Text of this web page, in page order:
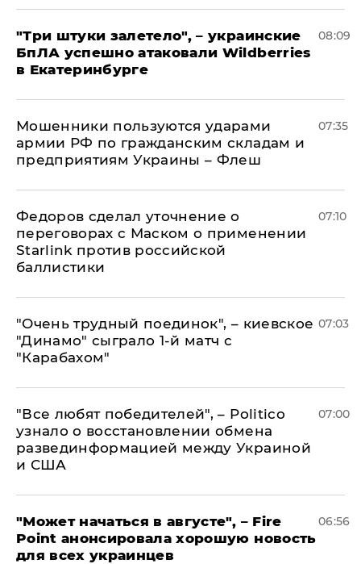
"Три штуки залетело", – украинские
БпЛА успешно атаковали Wildberries
в Екатеринбурге
08:09
Мошенники пользуются ударами
армии РФ по гражданским складам и
предприятиям Украины – Флеш
07:35
Федоров сделал уточнение о
переговорах с Маском о применении
Starlink против российской
баллистики
07:10
"Очень трудный поединок", – киевское
"Динамо" сыграло 1-й матч с
"Карабахом"
07:03
​"Все любят победителей", – Politico
узнало о восстановлении обмена
развединформацией между Украиной
и США
07:00
"Может начаться в августе", – Fire
Point анонсировала хорошую новость
для всех украинцев
06:56